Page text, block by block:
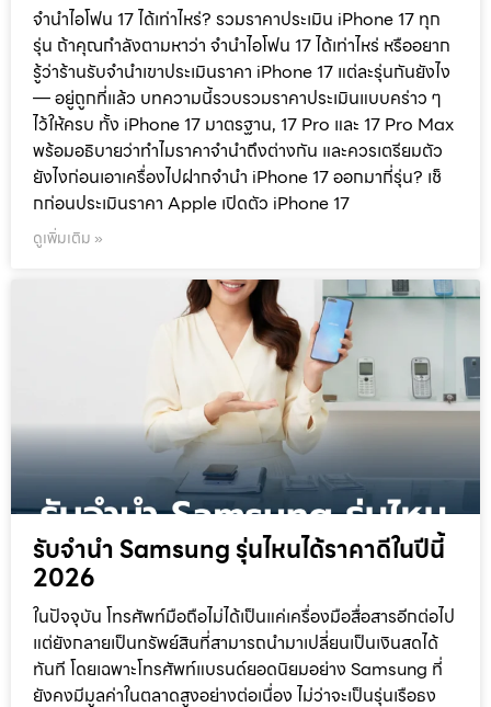
จำนำไอโฟน 17 ได้เท่าไหร่? รวมราคาประเมิน iPhone 17 ทุก
รุ่น ถ้าคุณกำลังตามหาว่า จำนำไอโฟน 17 ได้เท่าไหร่ หรืออยาก
รู้ว่าร้านรับจำนำเขาประเมินราคา iPhone 17 แต่ละรุ่นกันยังไง
— อยู่ถูกที่แล้ว บทความนี้รวบรวมราคาประเมินแบบคร่าว ๆ
ไว้ให้ครบ ทั้ง iPhone 17 มาตรฐาน, 17 Pro และ 17 Pro Max
พร้อมอธิบายว่าทำไมราคาจำนำถึงต่างกัน และควรเตรียมตัว
ยังไงก่อนเอาเครื่องไปฝากจำนำ iPhone 17 ออกมากี่รุ่น? เช็
กก่อนประเมินราคา Apple เปิดตัว iPhone 17
ดูเพิ่มเติม »
รับจำนำ Samsung รุ่นไหนได้ราคาดีในปีนี้
2026
ในปัจจุบัน โทรศัพท์มือถือไม่ได้เป็นแค่เครื่องมือสื่อสารอีกต่อไป
แต่ยังกลายเป็นทรัพย์สินที่สามารถนำมาเปลี่ยนเป็นเงินสดได้
ทันที โดยเฉพาะโทรศัพท์แบรนด์ยอดนิยมอย่าง Samsung ที่
ยังคงมีมูลค่าในตลาดสูงอย่างต่อเนื่อง ไม่ว่าจะเป็นรุ่นเรือธง